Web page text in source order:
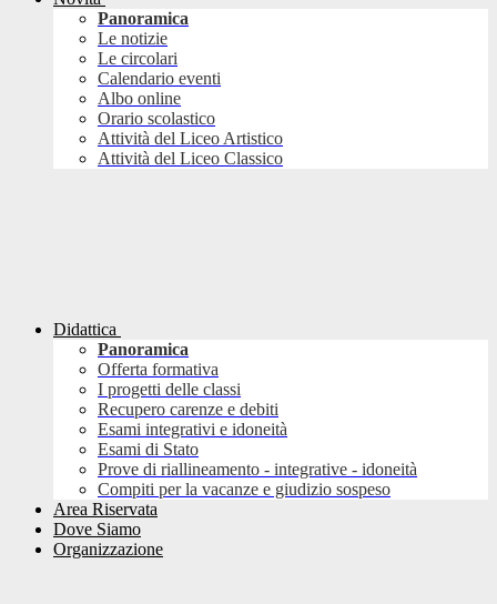
Panoramica
Le notizie
Le circolari
Calendario eventi
Albo online
Orario scolastico
Attività del Liceo Artistico
Attività del Liceo Classico
Didattica
Panoramica
Offerta formativa
I progetti delle classi
Recupero carenze e debiti
Esami integrativi e idoneità
Esami di Stato
Prove di riallineamento - integrative - idoneità
Compiti per la vacanze e giudizio sospeso
Area Riservata
Dove Siamo
Organizzazione